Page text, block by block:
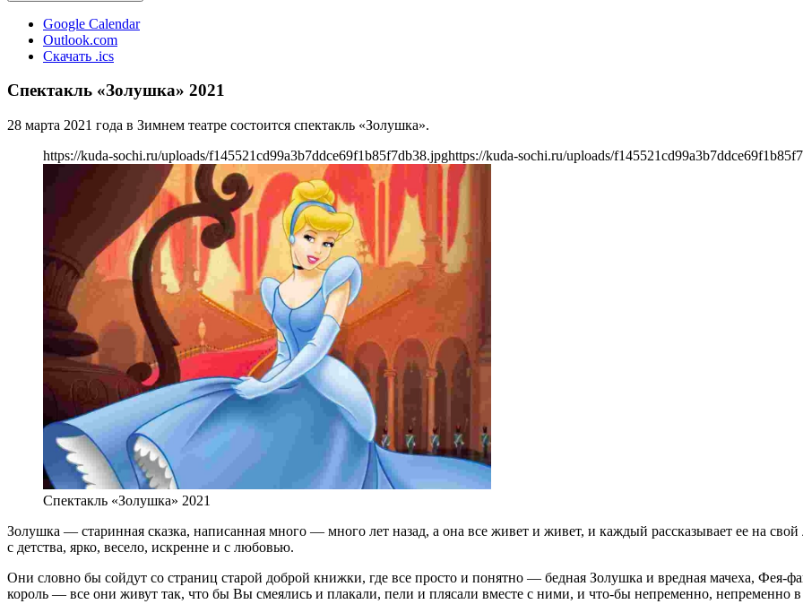
Google Calendar
Outlook.com
Скачать .ics
Спектакль «Золушка» 2021
28 марта 2021 года в Зимнем театре состоится спектакль «Золушка».
https://kuda-sochi.ru/uploads/f145521cd99a3b7ddce69f1b85f7db38.jpghttps://kuda-sochi.ru/uploads/
Спектакль «Золушка» 2021
Золушка — старинная сказка, написанная много — много лет назад, а она все живет и живет, и каждый рассказывает ее на
с детства, ярко, весело, искренне и с любовью.
Они словно бы сойдут со страниц старой доброй книжки, где все просто и понятно — бедная Золушка и вредная мачеха,
король — все они живут так, что бы Вы смеялись и плакали, пели и плясали вместе с ними, и что-бы непременно, непременно